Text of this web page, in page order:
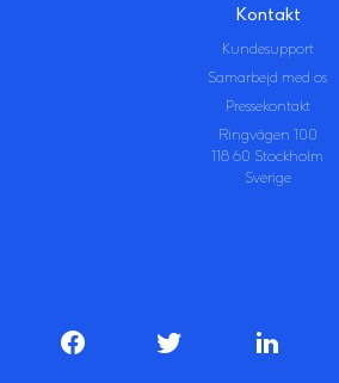
Kontakt
Kundesupport
Samarbejd med os
Pressekontakt
Ringvägen 100
118 60 Stockholm
Sverige